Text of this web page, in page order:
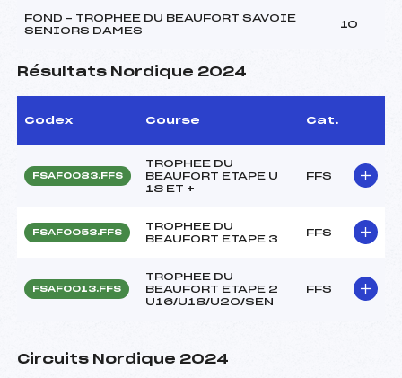
FOND – TROPHEE DU BEAUFORT SAVOIE
SENIORS DAMES
10
Résultats Nordique 2024
Codex Course Cat.
FSAF0083.FFS
TROPHEE DU
BEAUFORT ETAPE U
18 ET +
FFS
FSAF0053.FFS
TROPHEE DU
BEAUFORT ETAPE 3
FFS
FSAF0013.FFS
TROPHEE DU
BEAUFORT ETAPE 2
U16/U18/U20/SEN
FFS
Circuits Nordique 2024